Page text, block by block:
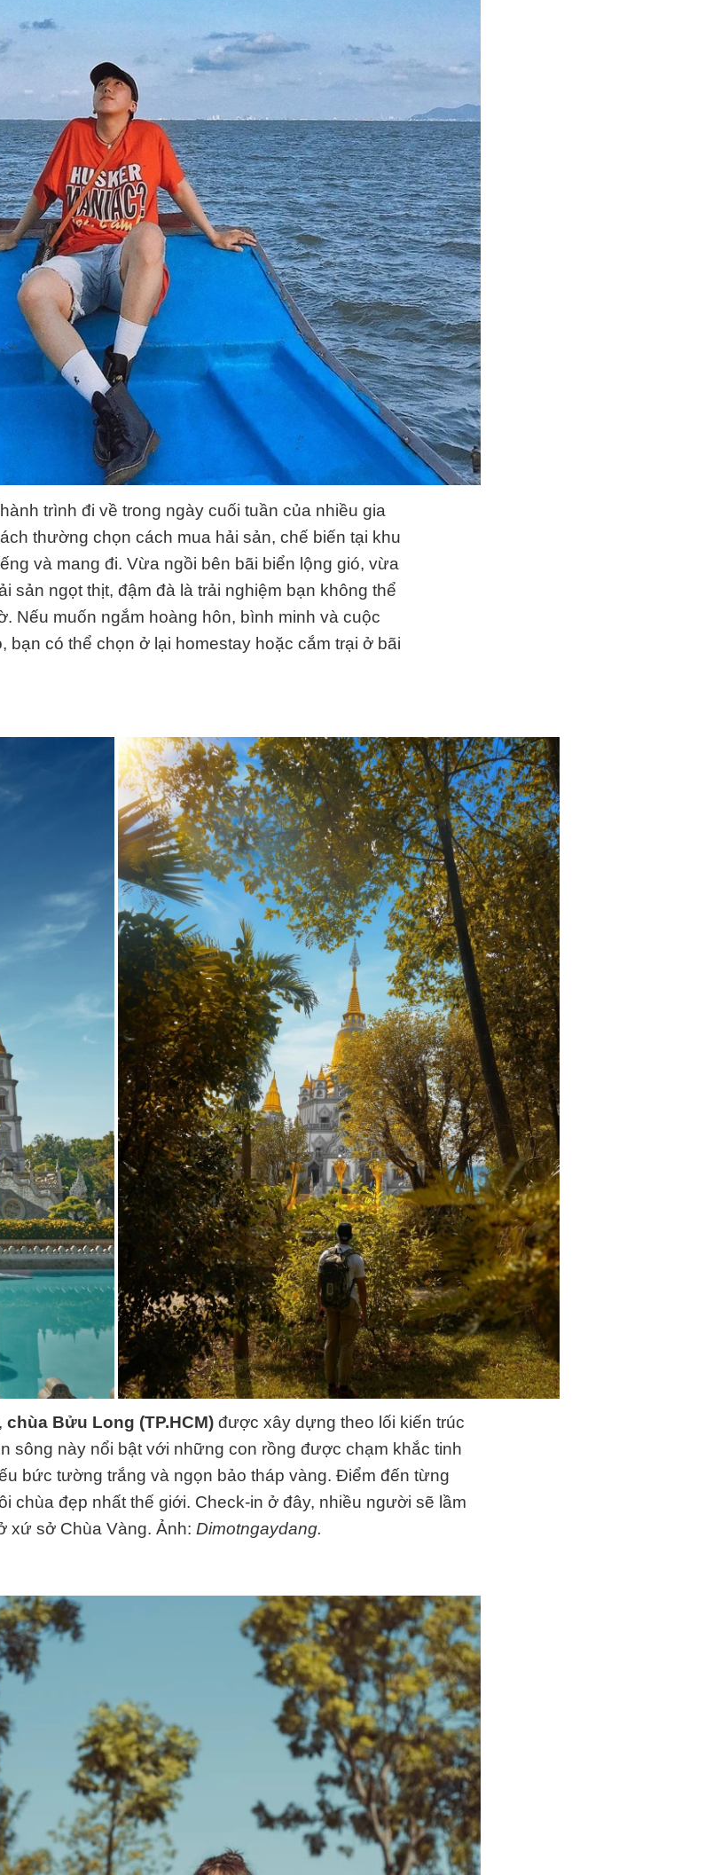
trình đi về trong ngày cuối tuần của nhiều gia
thường chọn cách mua hải sản, chế biến tại khu
và mang đi. Vừa ngồi bên bãi biển lộng gió, vừa
sản ngọt thịt, đậm đà là trải nghiệm bạn không thể
Nếu muốn ngắm hoàng hôn, bình minh và cuộc
bạn có thể chọn ở lại homestay hoặc cắm trại ở bãi
chùa Bửu Long (TP.HCM)được xây dựng theo lối kiến trúc
sông này nổi bật với những con rồng được chạm khắc tinh
bức tường trắng và ngọn bảo tháp vàng. Điểm đến từng
chùa đẹp nhất thế giới. Check-in ở đây, nhiều người sẽ lầm
xứ sở Chùa Vàng. Ảnh: Dimotngaydang.